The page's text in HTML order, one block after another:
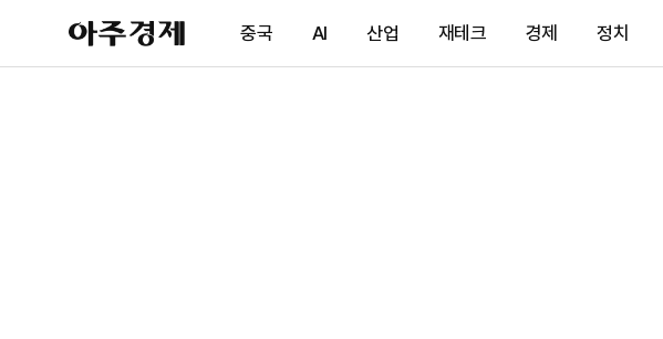
아
주
제
중국 AI 산업 재테크 경제 정치